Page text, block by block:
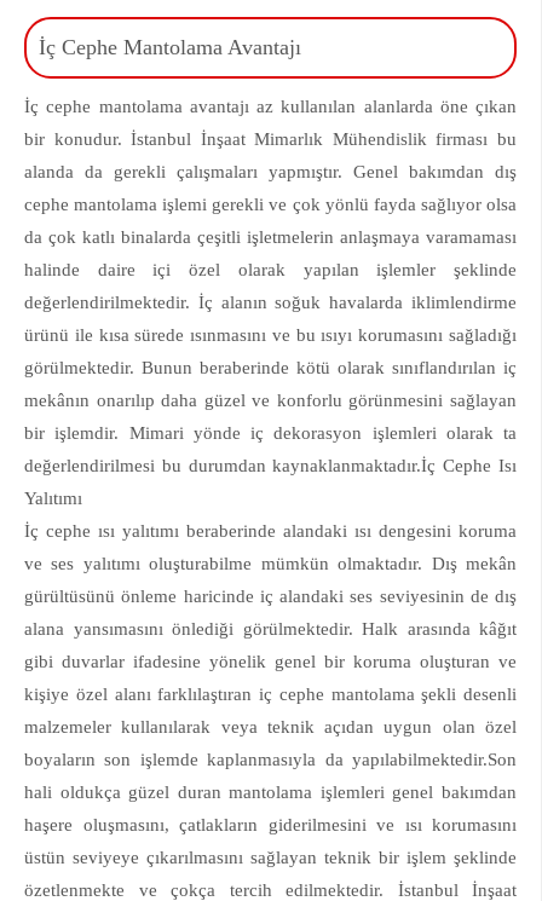
İç Cephe Mantolama Avantajı
İç cephe mantolama avantajı az kullanılan alanlarda öne çıkan
bir konudur. İstanbul İnşaat Mimarlık Mühendislik firması bu
alanda da gerekli çalışmaları yapmıştır. Genel bakımdan dış
cephe mantolama işlemi gerekli ve çok yönlü fayda sağlıyor olsa
da çok katlı binalarda çeşitli işletmelerin anlaşmaya varamaması
halinde daire içi özel olarak yapılan işlemler şeklinde
değerlendirilmektedir. İç alanın soğuk havalarda iklimlendirme
ürünü ile kısa sürede ısınmasını ve bu ısıyı korumasını sağladığı
görülmektedir. Bunun beraberinde kötü olarak sınıflandırılan iç
mekânın onarılıp daha güzel ve konforlu görünmesini sağlayan
bir işlemdir. Mimari yönde iç dekorasyon işlemleri olarak ta
değerlendirilmesi bu durumdan kaynaklanmaktadır.İç Cephe Isı
Yalıtımı
İç cephe ısı yalıtımı beraberinde alandaki ısı dengesini koruma
ve ses yalıtımı oluşturabilme mümkün olmaktadır. Dış mekân
gürültüsünü önleme haricinde iç alandaki ses seviyesinin de dış
alana yansımasını önlediği görülmektedir. Halk arasında kâğıt
gibi duvarlar ifadesine yönelik genel bir koruma oluşturan ve
kişiye özel alanı farklılaştıran iç cephe mantolama şekli desenli
malzemeler kullanılarak veya teknik açıdan uygun olan özel
boyaların son işlemde kaplanmasıyla da yapılabilmektedir.Son
hali oldukça güzel duran mantolama işlemleri genel bakımdan
haşere oluşmasını, çatlakların giderilmesini ve ısı korumasını
üstün seviyeye çıkarılmasını sağlayan teknik bir işlem şeklinde
özetlenmekte ve çokça tercih edilmektedir. İstanbul İnşaat